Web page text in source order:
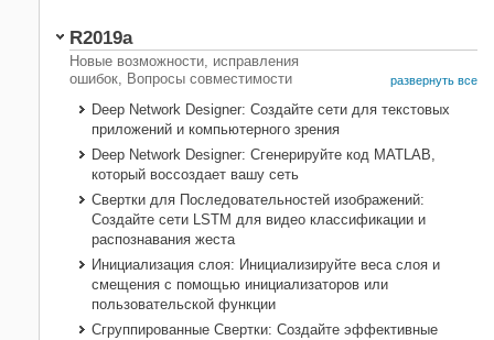
R2019a
Новые возможности, исправления
ошибок, Вопросы совместимости
развернуть все
Deep Network Designer: Создайте сети для текстовых
приложений и компьютерного зрения
Deep Network Designer: Сгенерируйте код MATLAB,
который воссоздает вашу сеть
Свертки для Последовательностей изображений:
Создайте сети LSTM для видео классификации и
распознавания жеста
Инициализация слоя: Инициализируйте веса слоя и
смещения с помощью инициализаторов или
пользовательской функции
Сгруппированные Свертки: Создайте эффективные